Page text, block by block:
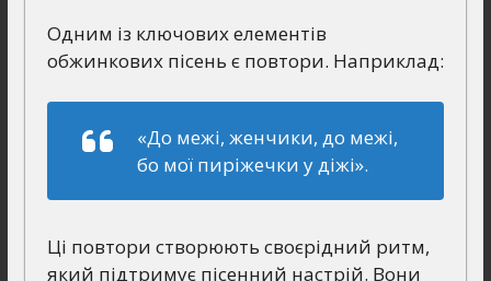
Одним із ключових елементів
обжинкових пісень є повтори. Наприклад:
«До межі, женчики, до межі,
бо мої пиріжечки у діжі».
Ці повтори створюють своєрідний ритм,
який підтримує пісенний настрій. Вони